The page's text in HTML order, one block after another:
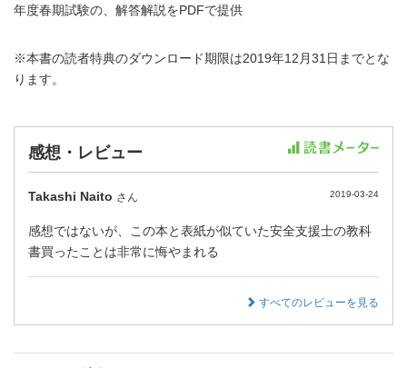
年度春期試験の、解答解説をPDFで提供
※本書の読者特典のダウンロード期限は2019年12月31日までとな
ります。
感想・レビュー
Takashi Naito さん 2019-03-24
感想ではないが、この本と表紙が似ていた安全支援士の教科
書買ったことは非常に悔やまれる
すべてのレビューを見る